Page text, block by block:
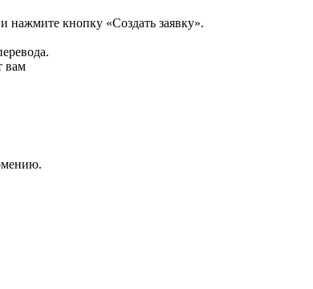
нажмите кнопку «Создать заявку».
вам